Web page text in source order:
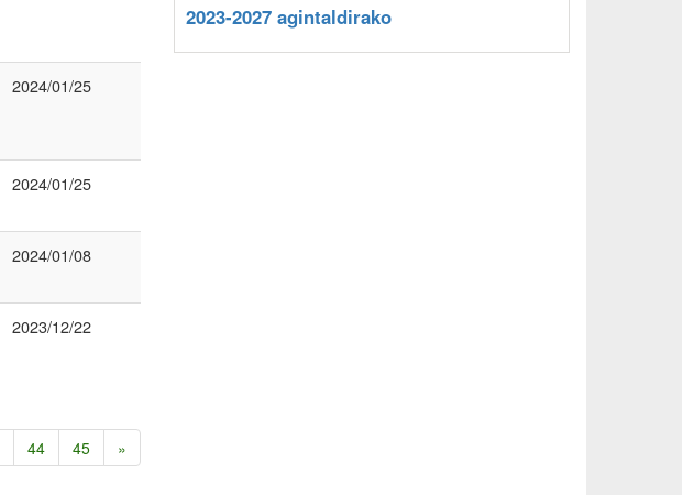
2024/01/25
2024/01/25
2024/01/08
2023/12/22
44 45 »
2023-2027 agintaldirako